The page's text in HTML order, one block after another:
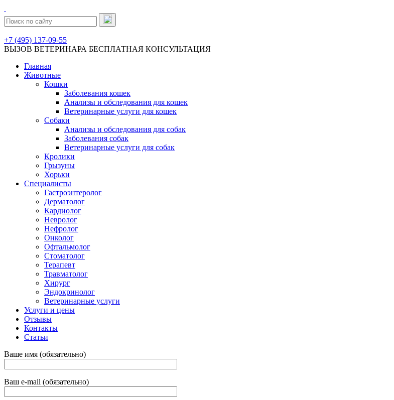
+7 (495) 137-09-55
ВЫЗОВ ВЕТЕРИНАРА БЕСПЛАТНАЯ КОНСУЛЬТАЦИЯ
Главная
Животные
Кошки
Заболевания кошек
Анализы и обследования для кошек
Ветеринарные услуги для кошек
Собаки
Анализы и обследования для собак
Заболевания собак
Ветеринарные услуги для собак
Кролики
Грызуны
Хорьки
Специалисты
Гастроэнтеролог
Дерматолог
Кардиолог
Невролог
Нефролог
Онколог
Офтальмолог
Стоматолог
Терапевт
Травматолог
Хирург
Эндокринолог
Ветеринарные услуги
Услуги и цены
Отзывы
Контакты
Статьи
Ваше имя (обязательно)
Ваш e-mail (обязательно)